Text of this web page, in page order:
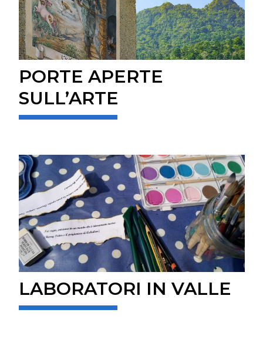
PORTE APERTE
SULL’ARTE
LABORATORI IN VALLE